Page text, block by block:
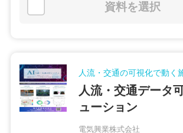
資料を選択
人流・交通の可視化で動く
人流・交通データ
ューション
電気興業株式会社